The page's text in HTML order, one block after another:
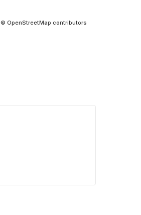
© OpenStreetMap contributors